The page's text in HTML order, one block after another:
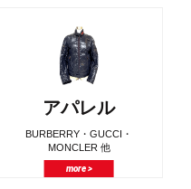
アパレル
BURBERRY・GUCCI・
MONCLER 他
more >